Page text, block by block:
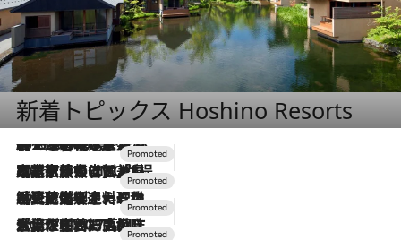
新着トピックス Hoshino Resorts
2026.8.7
【トンボの足水浴】ヒノキの香りに包まれて涼感マックス！約13℃の湧水かけ流しを避暑地「星野温泉 トンボの湯」で体験
2026.7.31
【ホテル帰省】という選択肢をOMOが提案。家族とほどよい距離を保つには「昼は実家、夜は気兼ねなくホテルで！」
2026.7.24
【夏限定ディナーコース】旬を迎える稚鮎や花ズッキーニなどをイタリア・トスカーナの郷土料理の手法で満喫！
2026.7.17
「土佐和ハーブかき氷」がOMO7高知に登場！生姜、山椒、大葉など目にも舌にも涼を呼ぶ郷土の味